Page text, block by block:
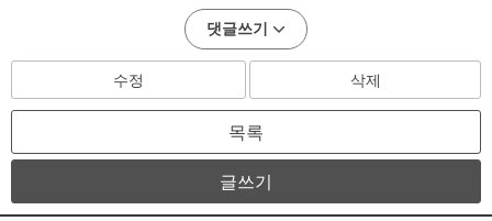
댓글쓰기
수정 삭제
목록
글쓰기